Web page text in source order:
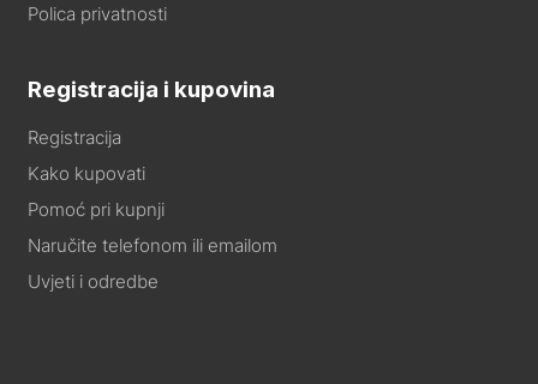
Polica privatnosti
Registracija i kupovina
Registracija
Kako kupovati
Pomoć pri kupnji
Naručite telefonom ili emailom
Uvjeti i odredbe